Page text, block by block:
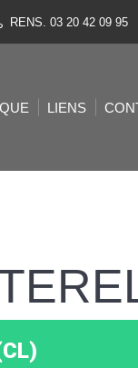
RENS. 03 20 42 09 95
LIENS